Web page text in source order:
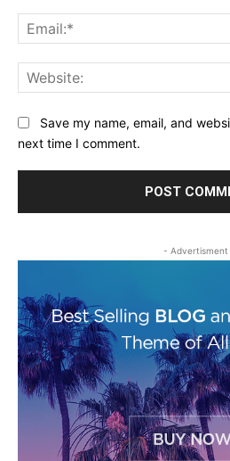
Save my name, email, and
next time I comment.
- Advertisment